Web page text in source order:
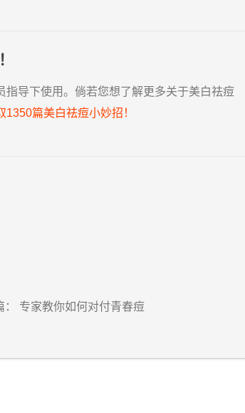
导下使用。倘若您想了解更多关于美白祛痘
1350篇美白祛痘小妙招！
： 专家教你如何对付青春痘